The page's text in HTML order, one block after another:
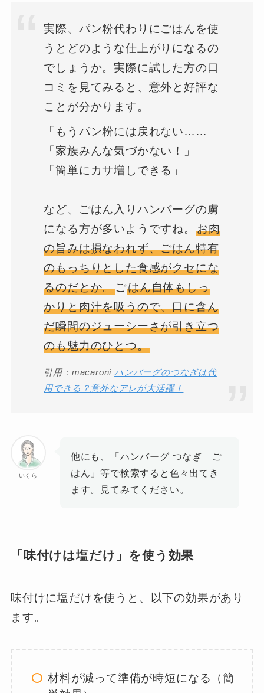
実際、パン粉代わりにごはんを使
うとどのような仕上がりになるの
でしょうか。実際に試した方の口
コミを見てみると、意外と好評な
ことが分かります。
「もうパン粉には戻れない……」
「家族みんな気づかない！」
「簡単にカサ増しできる」
など、ごはん入りハンバーグの虜
になる方が多いようですね。 お肉
の旨みは損なわれず、ごはん特有
のもっちりとした食感がクセにな
るのだとか。ごはん自体もしっ
かりと肉汁を吸うので、口に含ん
だ瞬間のジューシーさが引き立つ
のも魅力のひとつ。
引用：macaroniハンバーグのつなぎは代
用できる？意外なアレが大活躍！
いくら
他にも、「ハンバーグ つなぎ ご
はん」等で検索すると色々出てき
ます。見てみてください。
「味付けは塩だけ」を使う効果
味付けに塩だけを使うと、以下の効果があり
ます。
材料が減って準備が時短になる（簡